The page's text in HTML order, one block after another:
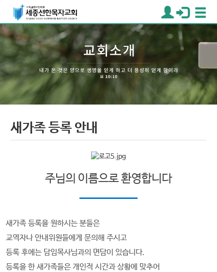
새가족 등록 안내
주님의 이름으로 환영합니다
새가족 등록을 원하시는 분들은
교역자나 안내위원들에게 문의해 주시고
등록 후에는 담임목사님과의 면담이 있습니다.
등록을 한 새가족들은 개인적 시간과 상황에 맞추어